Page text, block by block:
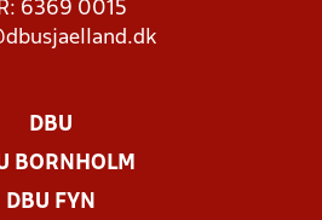
6369 0015
DBU
BORNHOLM
DBU FYN